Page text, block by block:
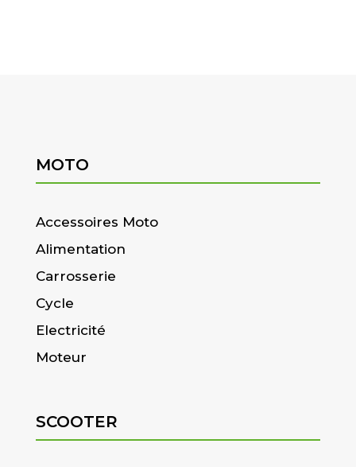
MOTO
Accessoires Moto
Alimentation
Carrosserie
Cycle
Electricité
Moteur
SCOOTER